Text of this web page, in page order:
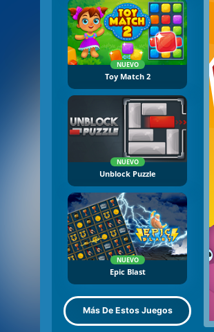
NUEVO
Toy Match 2
NUEVO
Unblock Puzzle
NUEVO
Epic Blast
Más De Estos Juegos